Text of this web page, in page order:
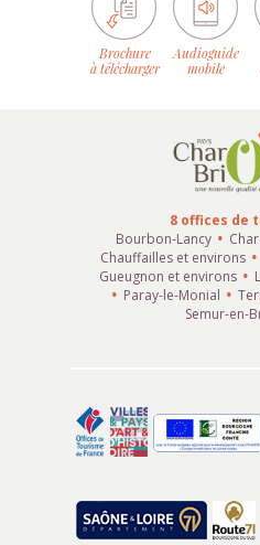
Brochure
à télécharger
Audioguide
mobile
8 offices de
Bourbon-Lancy
Chauffailles et environs
Gueugnon et environs
Paray-le-Monial
Semur-en-